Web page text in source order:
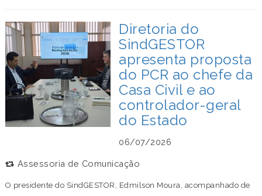
Diretoria do
SindGESTOR
apresenta proposta
do PCR ao chefe da
Casa Civil e ao
controlador-geral
do Estado
06/07/2026
Assessoria de Comunicação
O presidente do SindGESTOR, Edmilson Moura, acompanhado de